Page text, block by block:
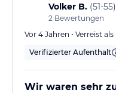
Volker B. (51-55)
2 Bewertungen
Vor 4 Jahren • Verreist
Verifizierter Aufenthalt
Wir waren sehr